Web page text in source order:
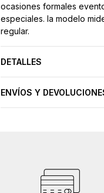
ocasiones formales
especiales. la modelo
regular.
DETALLES
ENVÍOS Y